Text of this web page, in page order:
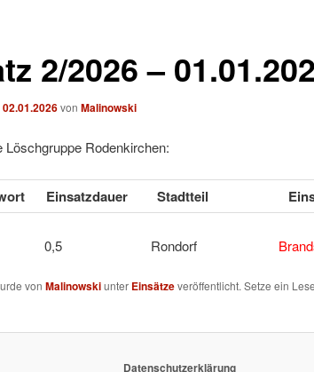
2/2026 –
02.01.2026von Malinowski
Löschgruppe Rodenkirchen:
Einsatzdauer Stadtteil
0,5 Rondorf
von Malinowskiunter Einsätzeveröffentlicht. Setze ein
Datenschutzerklärung